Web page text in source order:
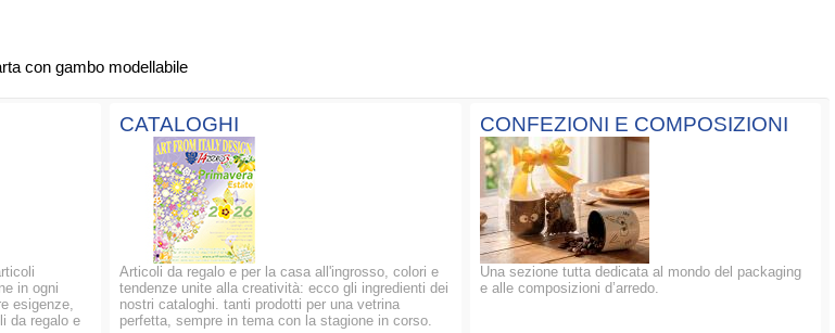
con gambo modellabile
in ogni
esigenze,
da regalo e
CATALOGHI
Articoli da regalo e per la casa all'ingrosso, colori e
tendenze unite alla creatività: ecco gli ingredienti dei
nostri cataloghi. tanti prodotti per una vetrina
perfetta, sempre in tema con la stagione in corso.
CONFEZIONI E COMPOSIZIONI
Una sezione tutta dedicata al mondo del packaging
e alle composizioni d’arredo.